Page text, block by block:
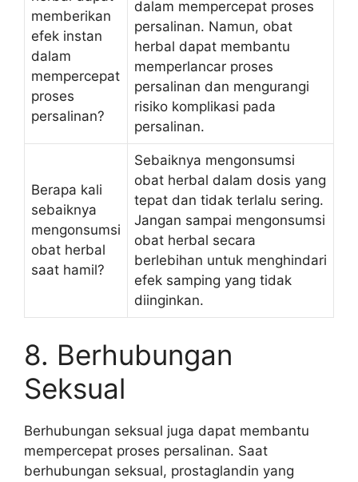
memberikan
efek instan
dalam
mempercepat
proses
persalinan?
dalam mempercepat proses
persalinan. Namun, obat
herbal dapat membantu
memperlancar proses
persalinan dan mengurangi
risiko komplikasi pada
persalinan.
Berapa kali
sebaiknya
mengonsumsi
obat herbal
saat hamil?
Sebaiknya mengonsumsi
obat herbal dalam dosis yang
tepat dan tidak terlalu sering.
Jangan sampai mengonsumsi
obat herbal secara
berlebihan untuk menghindari
efek samping yang tidak
diinginkan.
8. Berhubungan
Seksual
Berhubungan seksual juga dapat membantu
mempercepat proses persalinan. Saat
berhubungan seksual, prostaglandin yang